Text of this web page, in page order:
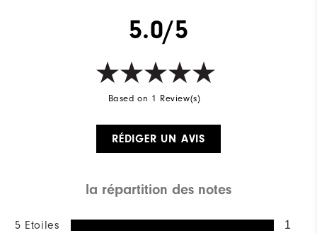
5.0/5
Based on 1 Review(s)
RÉDIGER UN AVIS
la répartition des notes
5 Etoiles 1